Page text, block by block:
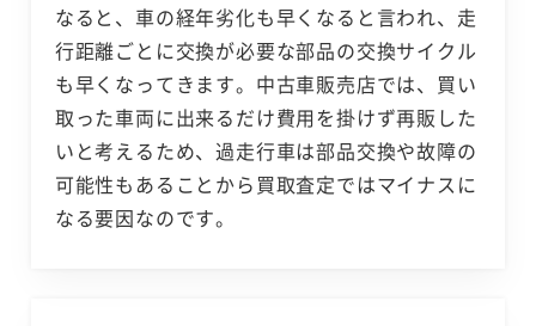
なると、車の経年劣化も早くなると言われ、走
行距離ごとに交換が必要な部品の交換サイクル
も早くなってきます。中古車販売店では、買い
取った車両に出来るだけ費用を掛けず再販した
いと考えるため、過走行車は部品交換や故障の
可能性もあることから買取査定ではマイナスに
なる要因なのです。